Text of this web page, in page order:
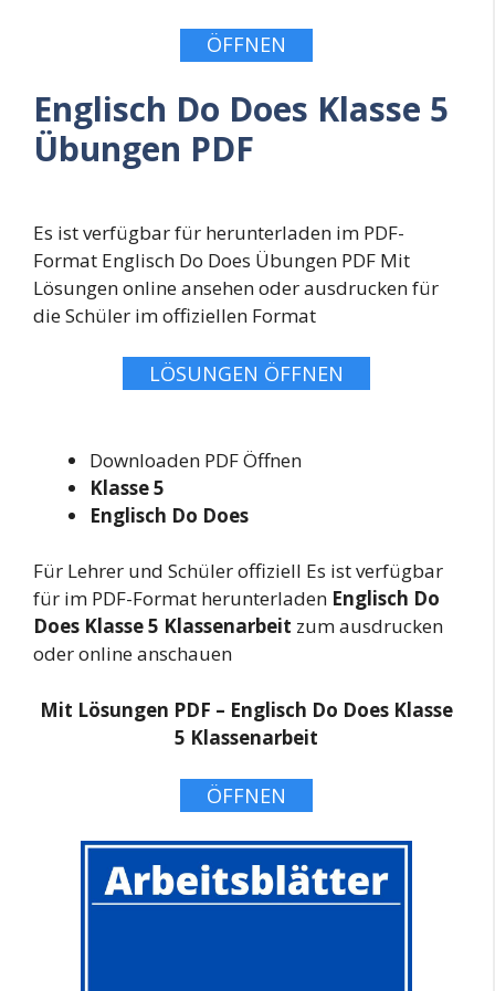
ÖFFNEN
Englisch Do Does Klasse 5
Übungen PDF
Es ist verfügbar für herunterladen im PDF-
Format Englisch Do Does Übungen PDF Mit
Lösungen online ansehen oder ausdrucken für
die Schüler im offiziellen Format
LÖSUNGEN ÖFFNEN
Downloaden PDF Öffnen
Klasse 5
Englisch Do Does
Für Lehrer und Schüler offiziell Es ist verfügbar
für im PDF-Format herunterladen Englisch Do
Does Klasse 5 Klassenarbeit zum ausdrucken
oder online anschauen
Mit Lösungen PDF – Englisch Do Does Klasse
5 Klassenarbeit
ÖFFNEN